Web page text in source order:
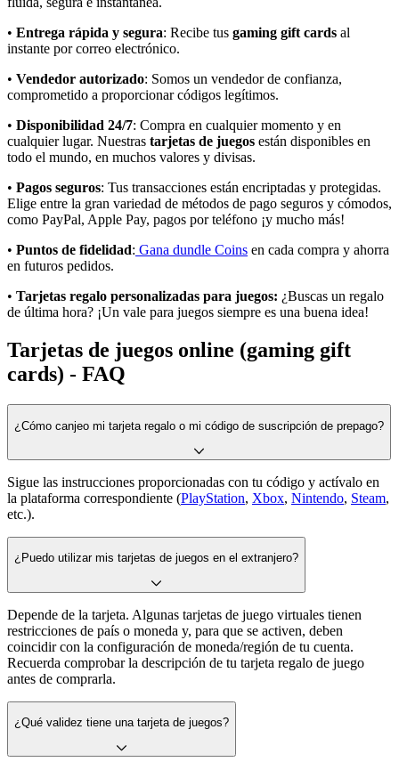
• Entrega rápida y segura: Recibe tus gaming gift cards al
instante por correo electrónico.
• Vendedor autorizado: Somos un vendedor de confianza,
comprometido a proporcionar códigos legítimos.
• Disponibilidad 24/7: Compra en cualquier momento y en
cualquier lugar. Nuestras tarjetas de juegos están disponibles en
todo el mundo, en muchos valores y divisas.
• Pagos seguros: Tus transacciones están encriptadas y protegidas.
Elige entre la gran variedad de métodos de pago seguros y cómodos,
como PayPal, Apple Pay, pagos por teléfono ¡y mucho más!
• Puntos de fidelidad: Gana dundle Coins en cada compra y ahorra
en futuros pedidos.
• Tarjetas regalo personalizadas para juegos: ¿Buscas un regalo
de última hora? ¡Un vale para juegos siempre es una buena idea!
Tarjetas de juegos online (gaming gift
cards) - FAQ
¿Cómo canjeo mi tarjeta regalo o mi código de suscripción de prepago?
Sigue las instrucciones proporcionadas con tu código y actívalo en
la plataforma correspondiente (PlayStation, Xbox, Nintendo, Steam,
etc.).
¿Puedo utilizar mis tarjetas de juegos en el extranjero?
Depende de la tarjeta. Algunas tarjetas de juego virtuales tienen
restricciones de país o moneda y, para que se activen, deben
coincidir con la configuración de moneda/región de tu cuenta.
Recuerda comprobar la descripción de tu tarjeta regalo de juego
antes de comprarla.
¿Qué validez tiene una tarjeta de juegos?